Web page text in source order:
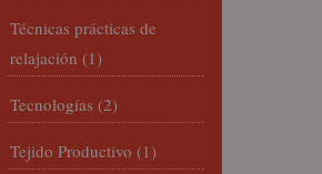
Técnicas prácticas de
relajación (1)
Tecnologías (2)
Tejido Productivo (1)